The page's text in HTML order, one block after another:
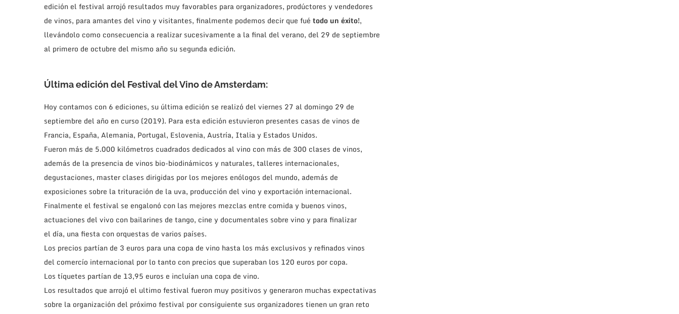
edición el festival arrojó resultados muy favorables para organizadores, prodúctores y vendedores
de vinos, para amantes del vino y visitantes, finalmente podemos decir que fué todo un éxito!,
llevándolo como consecuencia a realizar sucesivamente a la final del verano, del 29 de septiembre
al primero de octubre del mismo año su segunda edición.
Última edición del Festivaldel Vino de Amsterdam:
Hoy contamos con 6 ediciones, su última edición se realizó del viernes 27 al domingo 29 de
septiembre del año en curso (2019). Para esta edición estuvieron presentes casas de vinos de
Francia, España, Alemania, Portugal, Eslovenia, Austría, Italia y Estados Unidos.
Fueron más de 5.000 kilómetros cuadrados dedicados al vino con más de 300 clases de vinos,
además de la presencia de vinos bio-biodinámicos y naturales, talleres internacionales,
degustaciones, master clases dirigidas por los mejores enólogos del mundo, además de
exposiciones sobre la trituración de la uva, producción del vino y exportación internacional.
Finalmente el festival se engalonó con las mejores mezclas entre comida y buenos vinos,
actuaciones del vivo con bailarines de tango, cine y documentales sobre vino y para finalizar
el día, una fiesta con orquestas de varios países.
Los precios partían de 3 euros para una copa de vino hasta los más exclusivos y refinados vinos
del comercío internacional por lo tanto con precios que superaban los 120 euros por copa.
Los tíquetes partían de 13,95 euros e incluían una copa de vino.
Los resultados que arrojó el ultimo festival fueron muy positivos y generaron muchas expectativas
sobre la organización del próximo festival por consiguiente sus organizadores tienen un gran reto